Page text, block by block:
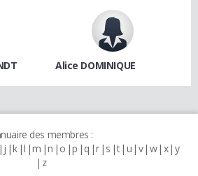
Alice DOMINIQUE
des membres :
j k l m n o p q r s t u v w x y
z